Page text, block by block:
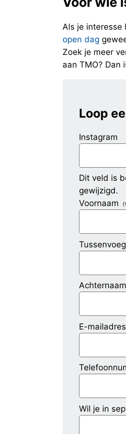
Als je interesse
open dag
Zoek je meer
aan TMO? Dan
Loop
Instagram
Dit veld is
gewijzigd.
Voornaam
Achternaam
E-mailadres
Wil je in